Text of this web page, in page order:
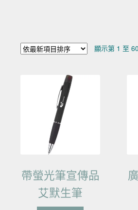
顯示第 1 至
帶螢光筆宣傳品
艾默生筆